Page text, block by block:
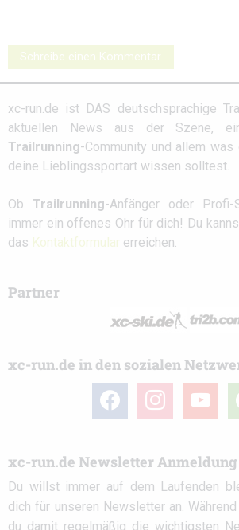
Schreibe einen Kommentar
xc-run.de ist DAS deutschsprachige
aktuellen News aus der Szene,
Trailrunning-Community und allem
deine Lieblingssportart wissen solltest.
Ob Trailrunning-Anfänger oder Profi-
immer ein offenes Ohr für dich! Du
das Kontaktformular erreichen.
Partner
xc-run.de in den sozialen
facebook instagramyoutube
xc-run.de Newsletter Anmeldung
Du willst immer auf dem Laufenden
dich für unseren Newsletter an.
du damit regelmäßig die wichtigsten